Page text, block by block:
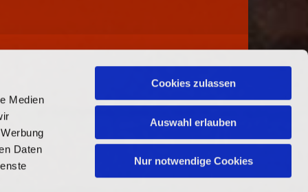
Medien
Daten
Cookies zulassen
Auswahl erlauben
Nur notwendige Cookies